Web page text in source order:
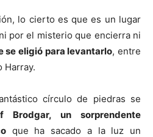
lo cierto es que es un lugar
por el misterio que encierra ni
se eligió para levantarlo, entre
Harray.
círculo de piedras se
Brodgar, un sorprendente
que ha sacado a la luz un